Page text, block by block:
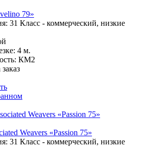
79»
31 Класс - коммерческий, низкие
4 м.
КМ2
Weavers «Passion 75»
31 Класс - коммерческий, низкие